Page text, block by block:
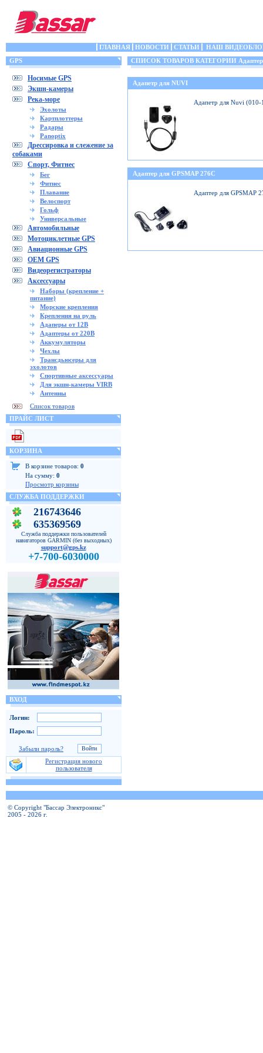
ГЛАВНАЯ НОВОСТИ СТАТЬИ
НАШ
GPS
Носимые GPS
Экшн-камеры
Река-море
Эхолоты
Картплоттеры
Радары
Panoptix
Дрессировка и слежение за
собаками
Спорт, Фитнес
Бег
Фитнес
Плавание
Велоспорт
Гольф
Универсальные
Автомобильные
Мотоциклетные GPS
Авиационные GPS
OEM GPS
Видеорегистраторы
Аксессуары
Наборы (крепление +
питание)
Морские крепления
Крепления на руль
Адаперы от 12В
Адаптеры от 220В
Аккумуляторы
Чехлы
Трансдьюсеры для
эхолотов
Спортивные аксессуары
Для экшн-камеры VIRB
Антенны
Список товаров
ПРАЙС ЛИСТ
КОРЗИНА
В корзине товаров: 0
На сумму: 0
Просмотр корзины
СЛУЖБА ПОДДЕРЖКИ
216743646
635369569
Служба поддержки пользователей
навигаторов GARMIN (без выходных)
support@gps.kz
+7-700-6030000
ВХОД
Логин:
Пароль:
Забыли пароль?
Регистрация нового
пользователя
СПИСОК ТОВАРОВ КАТЕГОРИИ
Адапетр для NUVI
Адапетр для Nuvi
Адаптер для GPSMAP 276C
Адаптер для GPSMAP
© Copyright "Бассар Электроникс"
2005 - 2026 г.